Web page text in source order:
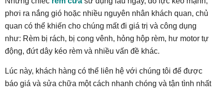
phơi ra nắng gió hoặc nhiều nguyên nhân khách quan, chủ
quan có thể khiến cho chúng mất đi giá trị và công dụng
như: Rèm bị rách, bị cong vênh, hỏng hộp rèm, hư motor tự
động, đứt dây kéo rèm và nhiều vấn đề khác.
Lúc này, khách hàng có thể liên hệ với chúng tôi để được
báo giá và sửa chữa một cách nhanh chóng và tận tình nhất